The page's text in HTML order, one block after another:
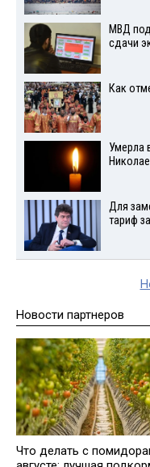
МВД
сдачи
Как
Умерла
Для
тариф
Новости партнеров
Что делать с